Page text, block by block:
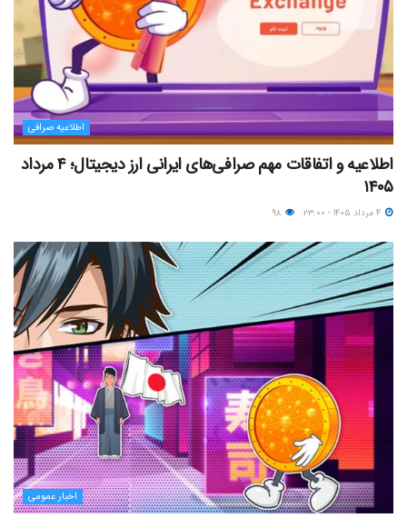
اطلاعیه صرافی
اطلاعیه و اتفاقات مهم صرافی‌های ایرانی ارز دیجیتال؛ ۴ مرداد
۱۴۰۵
اخبار عمومی